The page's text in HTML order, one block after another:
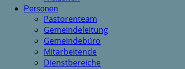
Personen
Pastorenteam
Gemeindeleitung
Gemeindebüro
Mitarbeitende
Dienstbereiche